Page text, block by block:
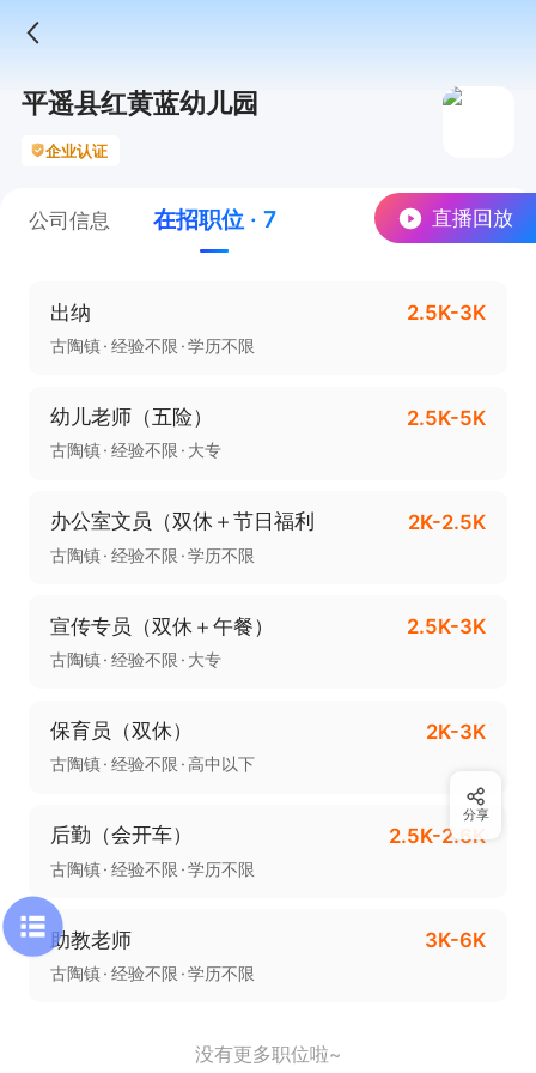
直播回放
平遥县红黄蓝幼儿园
企业认证
公司信息 在招职位 · 7
出纳 2.5K-3K
古陶镇 经验不限 学历不限
幼儿老师（五险） 2.5K-5K
古陶镇 经验不限 大专
办公室文员（双休＋节日福利 2K-2.5K
古陶镇 经验不限 学历不限
宣传专员（双休＋午餐） 2.5K-3K
古陶镇 经验不限 大专
保育员（双休） 2K-3K
古陶镇 经验不限 高中以下
后勤（会开车） 2.5K-2.6K
古陶镇 经验不限 学历不限
助教老师 3K-6K
古陶镇 经验不限 学历不限
没有更多职位啦~
分享